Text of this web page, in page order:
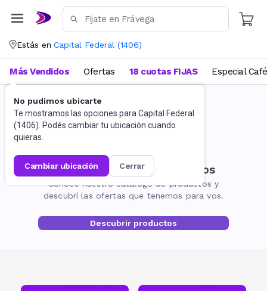
Estás en Capital Federal (1406)
No pudimos ubicarte
Te mostramos las opciones para Capital Federal
(1406). Podés cambiar tu ubicación cuando
quieras.
cambiar ubicación cerrar
Más Vendidos Ofertas 18 cuotas FIJAS Especial Café
No encontramos resultados
Conocé nuestro catálogo de productos y
descubrí las ofertas que tenemos para vos.
Descubrir productos